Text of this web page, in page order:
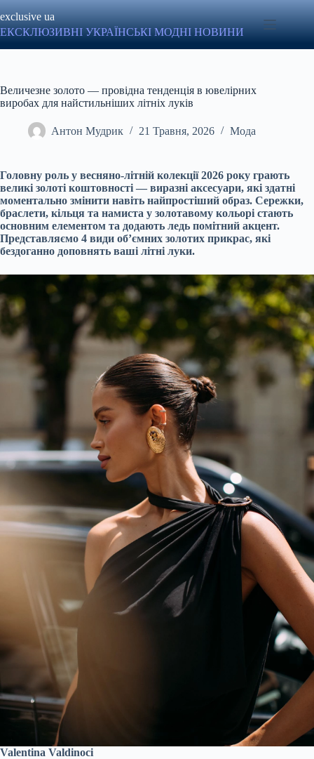
до
вмісту
exclusive ua
ЕКСКЛЮЗИВНІ УКРАЇНСЬКІ МОДНІ НОВИНИ
Величезне золото — провідна тенденція в ювелірних
виробах для найстильніших літніх луків
Антон Мудрик 21 Травня, 2026 Мода
Головну роль у весняно-літній колекції 2026 року грають
великі золоті коштовності — виразні аксесуари, які здатні
моментально змінити навіть найпростіший образ. Cережки,
браслети, кільця та намиста у золотавому кольорі стають
основним елементом та додають ледь помітний акцент.
Представляємо 4 види об’ємних золотих прикрас, які
бездоганно доповнять ваші літні луки.
Valentina Valdinoci